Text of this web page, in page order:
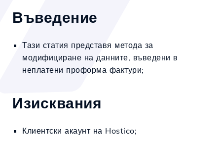
Въведение
Тази статия представя метода за
модифициране на данните, въведени в
неплатени проформа фактури;
Изисквания
Клиентски акаунт на Hostico;